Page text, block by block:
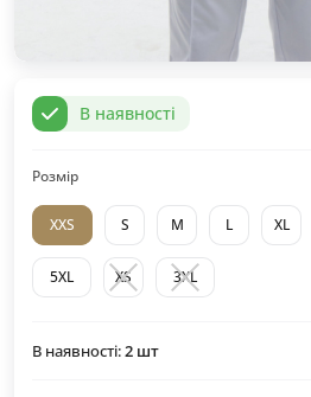
В наявності
Розмір
XXS S M L XL
5XL XS 3XL
В наявності:2 шт